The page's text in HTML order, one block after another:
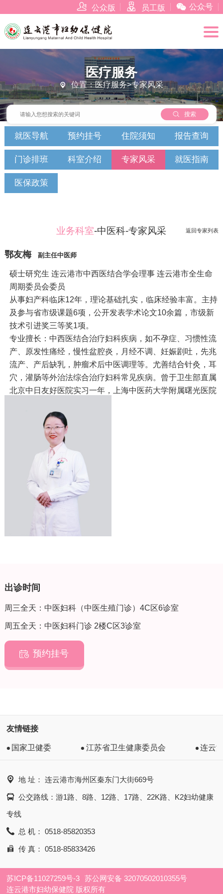
 公众版  员工版  公众号
 搜索
医疗服务
 位置：医疗服务>专家风采
就医导航 预约挂号 住院须知 报告查询
门诊排班 科室介绍 专家风采 就医指南
医保政策
业务科室-中医科-专家风采 返回专家列表
鄂友梅 副主任中医师
硕士研究生 连云港市中西医结合学会理事 连云港市全生命
周期委员会委员
从事妇产科临床12年，理论基础扎实，临床经验丰富。主持
及参与省市级课题6项，公开发表学术论文10余篇，市级新
技术引进奖三等奖1项。
专业擅长：中西医结合治疗妇科疾病，如不孕症、习惯性流
产、原发性痛经，慢性盆腔炎，月经不调、妊娠剧吐，先兆
流产、产后缺乳，肿瘤术后中医调理等。尤善结合针灸，耳
穴，灌肠等外治法综合治疗妇科常见疾病。曾于卫生部直属
北京中日友好医院实习一年，上海中医药大学附属曙光医院
出诊时间
周三全天：中医妇科（中医生殖门诊）4C区6诊室
周五全天：中医妇科门诊 2楼C区3诊室
 预约挂号
友情链接
国家卫健委 江苏省卫生健康委员会 连云
 地 址： 连云港市海州区秦东门大街669号
 公交路线：游1路、8路、12路、17路、22K路、K2妇幼健康
专线
 总 机： 0518-85820353
 传 真： 0518-85833426
苏ICP备11027259号-3
苏公网安备 32070502010355号
连云港市妇幼保健院 版权所有